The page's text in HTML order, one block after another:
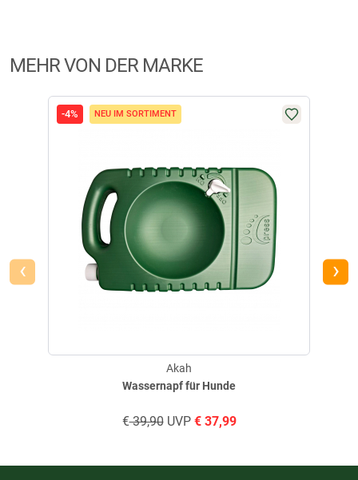
MEHR VON DER MARKE
-4% NEU IM SORTIMENT
Wassernapf für Hunde
Akah
€39,90UVP €37,99
‹ ›